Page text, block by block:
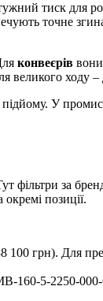
тиск для
точне
конвеєрів
великого ходу
У
фільтри за
позиції.
100 грн). Для
160-5-2250-